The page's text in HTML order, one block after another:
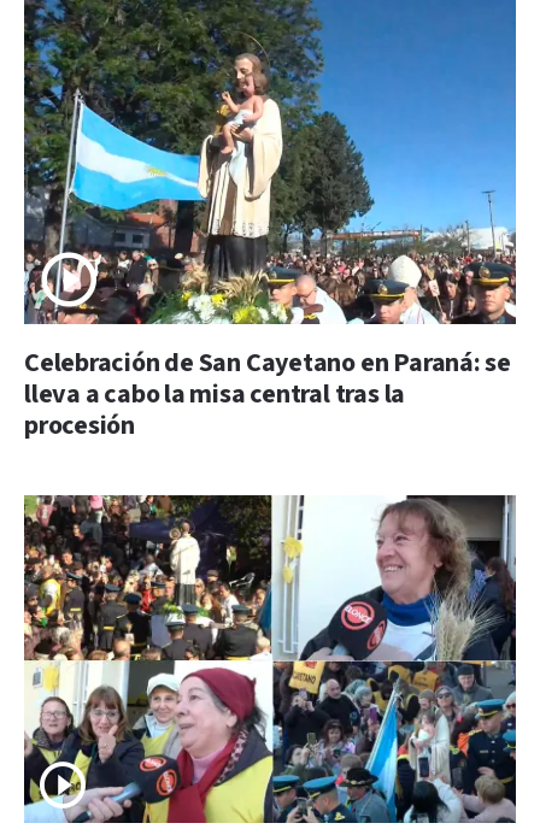
Celebración de San Cayetano en Paraná: se
lleva a cabo la misa central tras la
procesión